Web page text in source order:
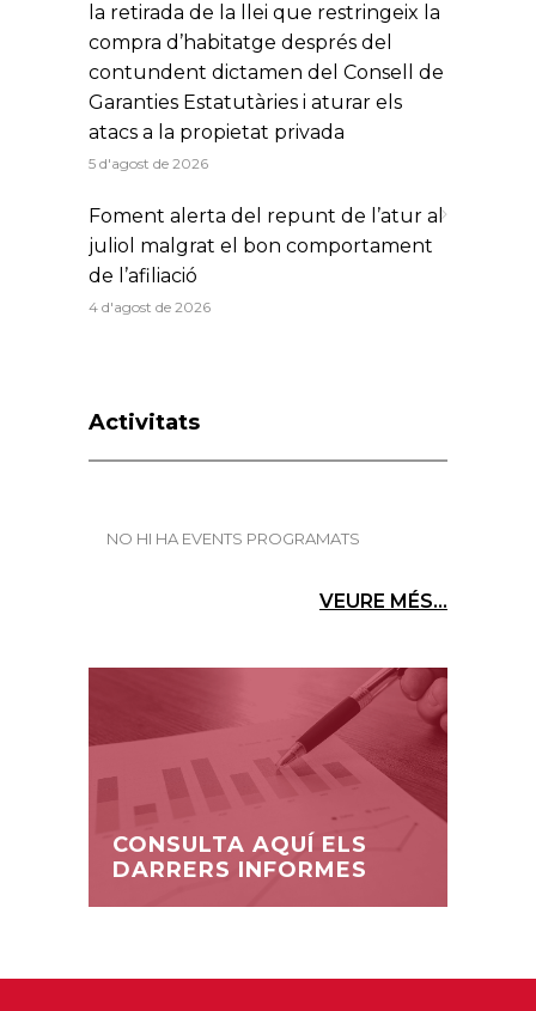
la retirada de la llei que restringeix la
compra d’habitatge després del
contundent dictamen del Consell de
Garanties Estatutàries i aturar els
atacs a la propietat privada
5 d'agost de 2026
Foment alerta del repunt de l’atur al
juliol malgrat el bon comportament
de l’afiliació
4 d'agost de 2026
Activitats
NO HI HA EVENTS PROGRAMATS
VEURE MÉS...
CONSULTA AQUÍ ELS
DARRERS INFORMES